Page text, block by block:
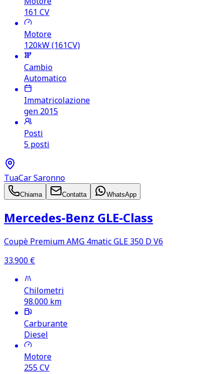
161 CV
Motore
120kW (161CV)
Cambio
Automatico
Immatricolazione
gen 2015
Posti
5 posti
TuaCar Saronno
Chiama Contatta WhatsApp
Mercedes‑Benz GLE‑Class
Coupè Premium AMG 4matic GLE 350 D V6
33.900 €
Chilometri
98.000 km
Carburante
Diesel
Motore
255CV